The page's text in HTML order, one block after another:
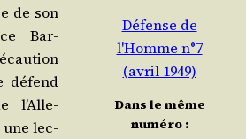
de son
Bar­
défend
l’Al­le­
une lec­
Défense de
l'Homme n°7
(avril 1949)
Dans le même
numéro :